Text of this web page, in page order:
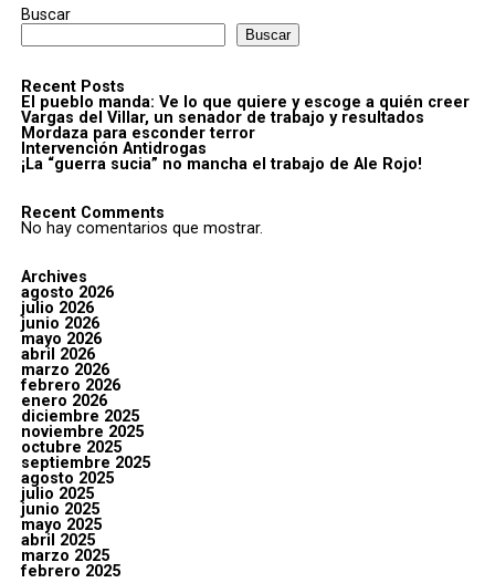
Buscar
Buscar
Recent Posts
El pueblo manda: Ve lo que quiere y escoge a quién creer
Vargas del Villar, un senador de trabajo y resultados
Mordaza para esconder terror
Intervención Antidrogas
¡La “guerra sucia” no mancha el trabajo de Ale Rojo!
Recent Comments
No hay comentarios que mostrar.
Archives
agosto 2026
julio 2026
junio 2026
mayo 2026
abril 2026
marzo 2026
febrero 2026
enero 2026
diciembre 2025
noviembre 2025
octubre 2025
septiembre 2025
agosto 2025
julio 2025
junio 2025
mayo 2025
abril 2025
marzo 2025
febrero 2025